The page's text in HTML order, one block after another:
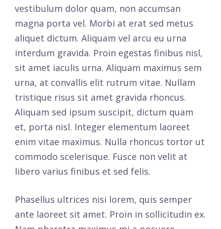
vestibulum dolor quam, non accumsan
magna porta vel. Morbi at erat sed metus
aliquet dictum. Aliquam vel arcu eu urna
interdum gravida. Proin egestas finibus nisl,
sit amet iaculis urna. Aliquam maximus sem
urna, at convallis elit rutrum vitae. Nullam
tristique risus sit amet gravida rhoncus.
Aliquam sed ipsum suscipit, dictum quam
et, porta nisl. Integer elementum laoreet
enim vitae maximus. Nulla rhoncus tortor ut
commodo scelerisque. Fusce non velit at
libero varius finibus et sed felis.
Phasellus ultrices nisi lorem, quis semper
ante laoreet sit amet. Proin in sollicitudin ex.